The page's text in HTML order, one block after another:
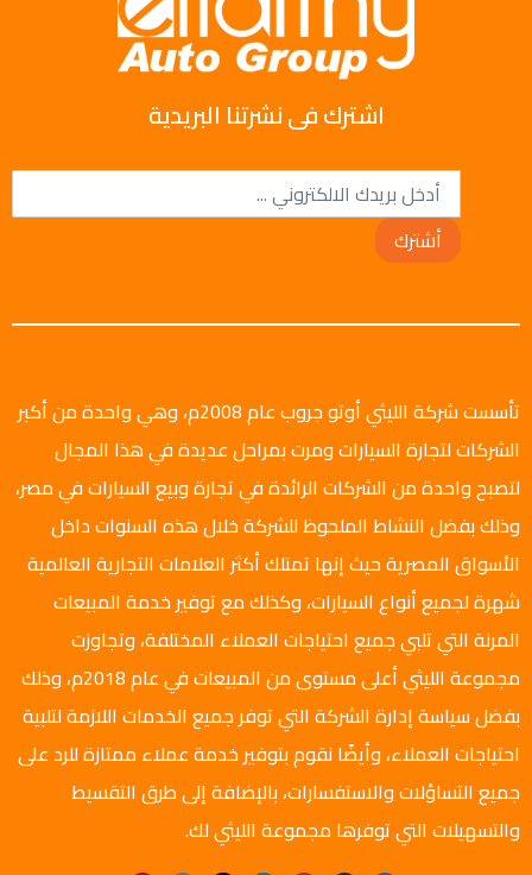
اشترك فى نشرتنا البريدية
أشترك
تأسست شركة الليثي أوتو جروب عام 2008م، وهي واحدة من أكبر
الشركات لتجارة السيارات ومرت بمراحل عديدة في هذا المجال
لتصبح واحدة من الشركات الرائدة في تجارة وبيع السيارات في مصر،
وذلك بفضل النشاط الملحوظ للشركة خلال هذه السنوات داخل
الأسواق المصرية حيث إنها تمتلك أكثر العلامات التجارية العالمية
شهرة لجميع أنواع السيارات، وكذلك مع توفير خدمة المبيعات
المرنة التي تلبي جميع احتياجات العملاء المختلفة، وتجاوزت
مجموعة الليثي أعلى مستوى من المبيعات في عام 2018م، وذلك
بفضل سياسة إدارة الشركة التي توفر جميع الخدمات اللازمة لتلبية
احتياجات العملاء، وأيضًا نقوم بتوفير خدمة عملاء ممتازة للرد على
جميع التساؤلات والاستفسارات، بالإضافة إلى طرق التقسيط
والتسهيلات التي توفرها مجموعة الليثي لك.